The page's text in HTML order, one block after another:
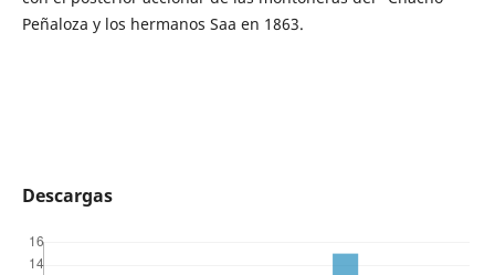
Peñaloza y los hermanos Saa en 1863.
Descargas